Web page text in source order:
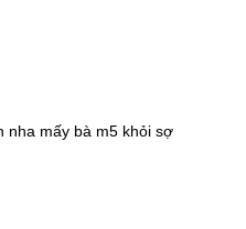
nha mấy bà m5 khỏi sợ